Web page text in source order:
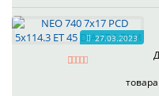
27.03.2023